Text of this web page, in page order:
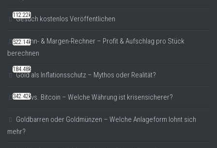
Gesuch kostenlos Veröffentlichen
Gewinn- & Margen-Rechner – Profit & Aufschlag pro Stück
berechnen
Gold als Inflationsschutz – Mythos oder Realität?
Gold vs. Bitcoin – Welche Währung ist krisensicherer?
Goldbarren oder Goldmünzen – Welche Anlageform lohnt sich
mehr?
112.22k
522.14k
184.48k
342.42k